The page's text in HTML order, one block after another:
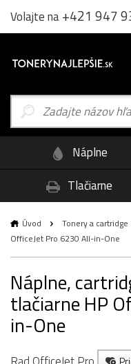
Volajte na+421 947
Náplne
Tlačiarne
Úvod Tonery a cartridge
OfficeJet Pro 6230 All-in-One
Náplne,
tlačiarne HP
in-One